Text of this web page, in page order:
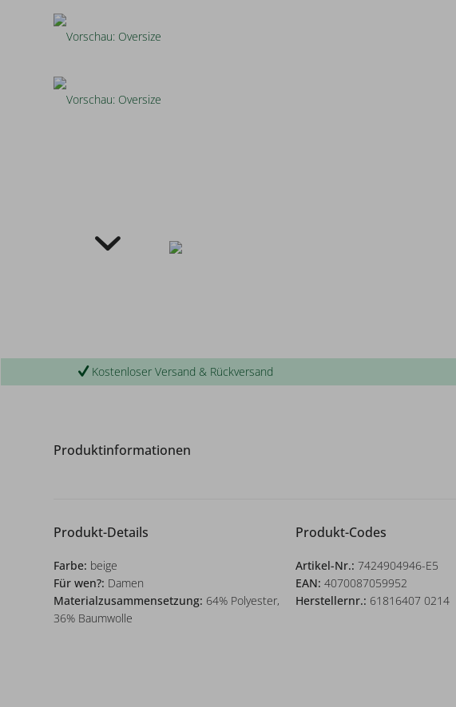
Kostenloser Versand & Rückversand
Produktinformationen
Produkt-Details
Farbe: beige
Für wen?: Damen
Materialzusammensetzung: 64% Polyester,
36% Baumwolle
Produkt-Codes
Artikel-Nr.: 7424904946-E5
EAN: 4070087059952
Herstellernr.: 61816407 0214